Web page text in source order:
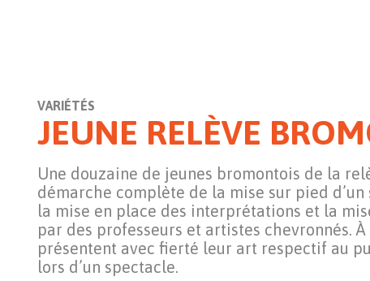
VARIÉTÉS
JEUNE RELÈVE
Une douzaine de jeunes bromontois de la
démarche complète de la mise sur pied
la mise en place des interprétations et la
par des professeurs et artistes chevronnés.
présentent avec fierté leur art respectif au
lors d’un spectacle.